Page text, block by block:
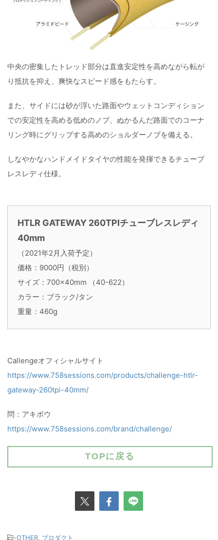
中央の密集したトレッド部分は直進安定性を高めながら転が
り抵抗を抑え、爽快なスピード感をもたらす。
また、サイドには砂が浮いた路面やウェットコンディション
での安定性を高める低めのノブ、ぬかるんだ路面でのコーナ
リング時にグリップする高めのショルダーノブを備える。
しなやかなハンドメイドタイヤの性能を発揮できるチューブ
レスレディ仕様。
HTLR GATEWAY 260TPIチューブレスレディ
40mm
（2021年2月入荷予定）
価格：9000円（税別）
サイズ：700×40mm （40-622）
カラー：ブラック/タン
重量：460g
Callengeオフィシャルサイト
https://www.758sessions.com/products/challenge-htlr-
gateway-260tpi-40mm/
問：アキボウ
https://www.758sessions.com/brand/challenge/
TOPに戻る
-OTHER プロダクト